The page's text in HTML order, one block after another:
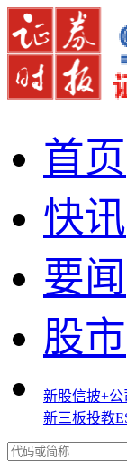
首页
快讯
要闻
股市
新股信披+公
新三板投教